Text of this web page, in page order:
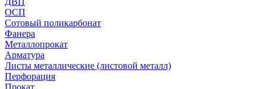
ОСП
Сотовый поликарбонат
Фанера
Металлопрокат
Арматура
Листы металлические (листовой металл)
Перфорация
Прокат